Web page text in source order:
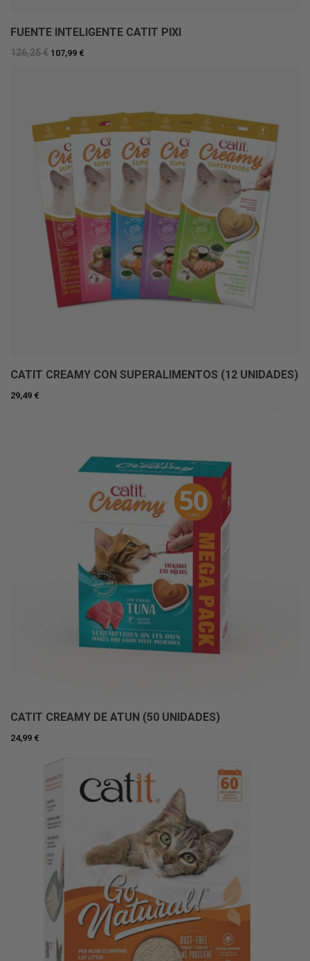
FUENTE INTELIGENTE CATIT PIXI
126,25 € 107,99 €
CATIT CREAMY CON SUPERALIMENTOS (12 UNIDADES)
29,49 €
CATIT CREAMY DE ATUN (50 UNIDADES)
24,99 €